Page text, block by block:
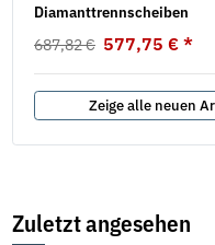
Diamanttrennscheiben
687,82 € 577,75 € *
Zeige alle neuen
Zuletzt angesehen